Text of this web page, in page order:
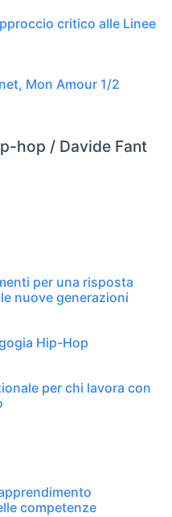
critico alle Linee
Mon Amour 1/2
hop / Davide Fant
per una risposta
nuove generazioni
Hip-Hop
per chi lavora con
competenze